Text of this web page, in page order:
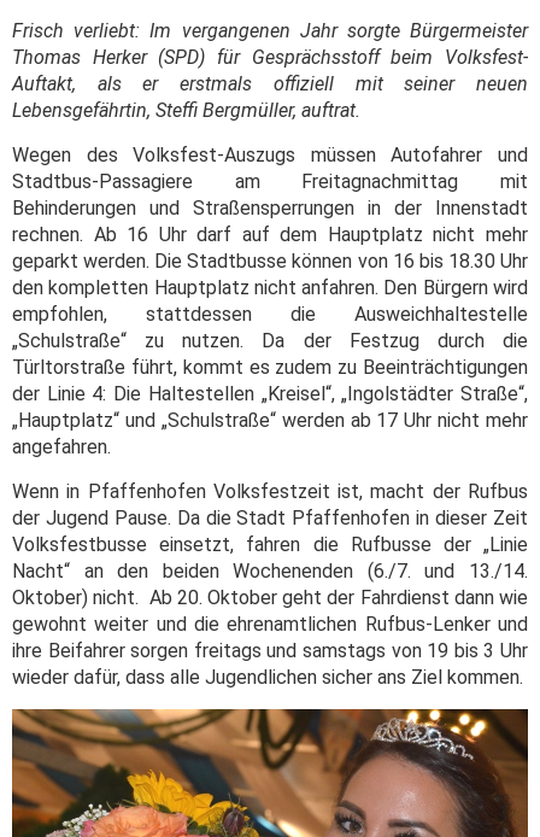
Frisch verliebt: Im vergangenen Jahr sorgte Bürgermeister
Thomas Herker (SPD) für Gesprächsstoff beim Volksfest-
Auftakt, als er erstmals offiziell mit seiner neuen
Lebensgefährtin, Steffi Bergmüller, auftrat.
Wegen des Volksfest-Auszugs müssen Autofahrer und
Stadtbus-Passagiere am Freitagnachmittag mit
Behinderungen und Straßensperrungen in der Innenstadt
rechnen. Ab 16 Uhr darf auf dem Hauptplatz nicht mehr
geparkt werden. Die Stadtbusse können von 16 bis 18.30 Uhr
den kompletten Hauptplatz nicht anfahren. Den Bürgern wird
empfohlen, stattdessen die Ausweichhaltestelle
„Schulstraße“ zu nutzen. Da der Festzug durch die
Türltorstraße führt, kommt es zudem zu Beeinträchtigungen
der Linie 4: Die Haltestellen „Kreisel“, „Ingolstädter Straße“,
„Hauptplatz“ und „Schulstraße“ werden ab 17 Uhr nicht mehr
angefahren.
Wenn in Pfaffenhofen Volksfestzeit ist, macht der Rufbus
der Jugend Pause. Da die Stadt Pfaffenhofen in dieser Zeit
Volksfestbusse einsetzt, fahren die Rufbusse der „Linie
Nacht“ an den beiden Wochenenden (6./7. und 13./14.
Oktober) nicht. Ab 20. Oktober geht der Fahrdienst dann wie
gewohnt weiter und die ehrenamtlichen Rufbus-Lenker und
ihre Beifahrer sorgen freitags und samstags von 19 bis 3 Uhr
wieder dafür, dass alle Jugendlichen sicher ans Ziel kommen.